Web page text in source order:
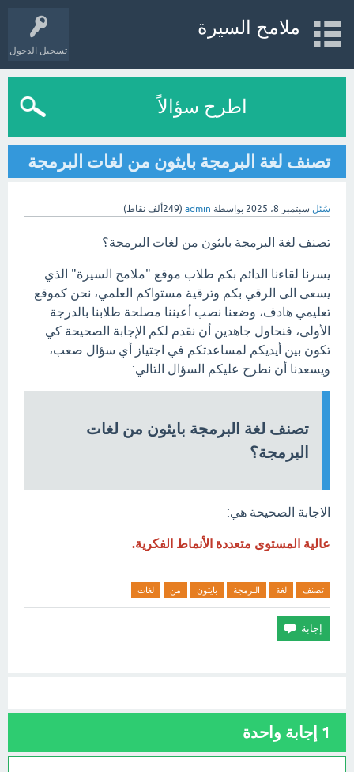
تسجيل الدخول
ملامح السيرة
اطرح سؤالاً
تصنف لغة البرمجة بايثون من لغات البرمجة
سُئل سبتمبر 8، 2025 بواسطة admin
(249ألف نقاط)
تصنف لغة البرمجة بايثون من لغات البرمجة؟
يسرنا لقاءنا الدائم بكم طلاب موقع "ملامح السيرة" الذي
يسعى الى الرقي بكم وترقية مستواكم العلمي، نحن كموقع
تعليمي هادف، وضعنا نصب أعيننا مصلحة طلابنا بالدرجة
الأولى، فنحاول جاهدين أن نقدم لكم الإجابة الصحيحة كي
تكون بين أيديكم لمساعدتكم في اجتياز أي سؤال صعب،
ويسعدنا أن نطرح عليكم السؤال التالي:
تصنف لغة البرمجة بايثون من لغات
البرمجة؟
الاجابة الصحيحة هي:
عالية المستوى متعددة الأنماط الفكرية.
تصنف لغة البرمجة بايثون من لغات
1 إجابة واحدة